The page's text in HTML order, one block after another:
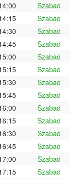
Szabad
Szabad
Szabad
Szabad
Szabad
Szabad
Szabad
Szabad
Szabad
Szabad
Szabad
Szabad
Szabad
Szabad